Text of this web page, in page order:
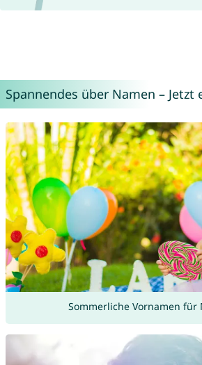
Spannendes über Namen – Jetzt
Sommerliche Vornamen für